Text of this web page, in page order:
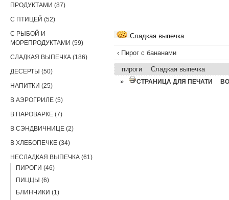
Сладкая выпечка
‹ Пирог с бананами
пироги
Сладкая выпечка
»
СТРАНИЦА ДЛЯ ПЕЧАТИ
ПРОДУКТАМИ (87)
С ПТИЦЕЙ (52)
С РЫБОЙ И
МОРЕПРОДУКТАМИ (59)
СЛАДКАЯ ВЫПЕЧКА (186)
ДЕСЕРТЫ (50)
НАПИТКИ (25)
В АЭРОГРИЛЕ (5)
В ПАРОВАРКЕ (7)
В СЭНДВИЧНИЦЕ (2)
В ХЛЕБОПЕЧКЕ (34)
НЕСЛАДКАЯ ВЫПЕЧКА (61)
ПИРОГИ (46)
ПИЦЦЫ (6)
БЛИНЧИКИ (1)